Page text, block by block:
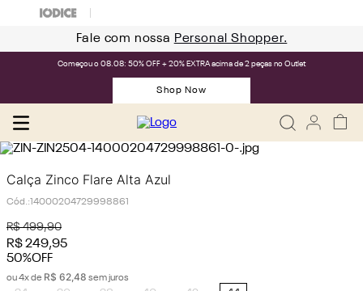
Fale com nossa Personal Shopper.
Começou o 08.08: 50% OFF + 20% EXTRA acima de 2 peças no Outlet
Shop Now
Calça Zinco Flare Alta Azul
Cód.:14000204729998861
R$ 499,90
R$249,95
50%OFF
ou4x de R$ 62,48 sem juros